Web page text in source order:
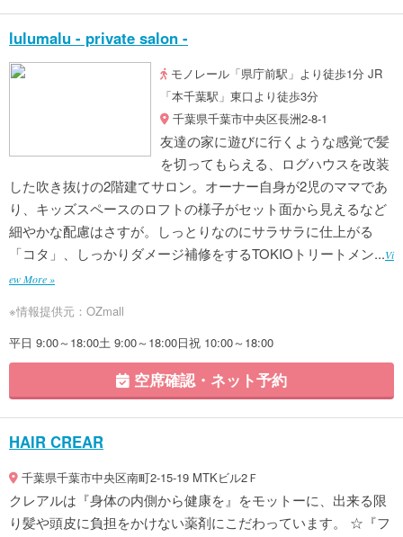
lulumalu - private salon -
モノレール「県庁前駅」より徒歩1分 JR
「本千葉駅」東口より徒歩3分
千葉県千葉市中央区長洲2-8-1
友達の家に遊びに行くような感覚で髪
を切ってもらえる、ログハウスを改装
した吹き抜けの2階建てサロン。オーナー自身が2児のママであ
り、キッズスペースのロフトの様子がセット面から見えるなど
細やかな配慮はさすが。しっとりなのにサラサラに仕上がる
「コタ」、しっかりダメージ補修をするTOKIOトリートメン...Vi
ew More »
※情報提供元：OZmall
平日 9:00～18:00土 9:00～18:00日祝 10:00～18:00
空席確認・ネット予約
HAIR CREAR
千葉県千葉市中央区南町2-15-19 MTKビル2Ｆ
クレアルは『身体の内側から健康を』をモットーに、出来る限
り髪や頭皮に負担をかけない薬剤にこだわっています。 ☆『フ